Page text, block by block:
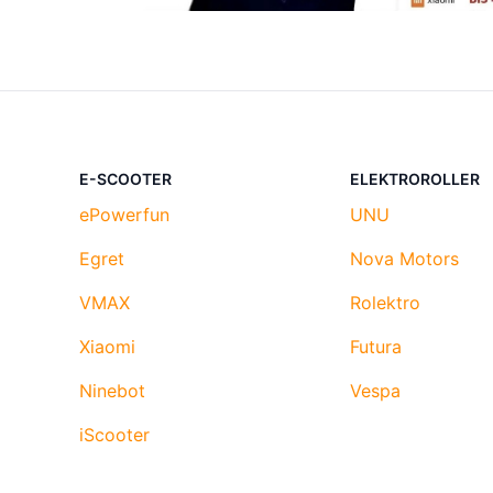
E-SCOOTER
ePowerfun
Egret
VMAX
Xiaomi
Ninebot
iScooter
ELEKTROROLLER
UNU
Nova Motors
Rolektro
Futura
Vespa